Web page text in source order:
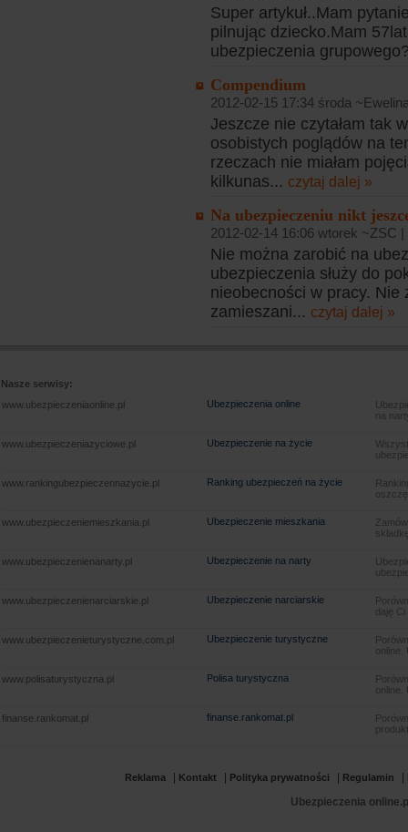
Super artykuł..Mam
pilnując dziecko.Mam
ubezpieczenia
Compendium
2012-02-15 17:34 środa
Jeszcze nie czytałam tak
osobistych poglądów na
rzeczach nie miałam
kilkunas... czytaj dalej »
Na ubezpieczeniu nikt
2012-02-14 16:06 wtorek ~ZSC |
Nie można zarobić na
ubezpieczenia służy do
nieobecności w pracy.
zamieszani... czytaj dalej »
Nasze serwisy:
www.ubezpieczeniaonline.pl
Ubezpieczenia online
na
www.ubezpieczeniazyciowe.pl Ubezpieczenie na życie
www.rankingubezpieczennazycie.pl Ranking ubezpieczeń na życie
www.ubezpieczeniemieszkania.pl Ubezpieczenie mieszkania
www.ubezpieczenienanarty.pl Ubezpieczenie na narty
www.ubezpieczenienarciarskie.pl Ubezpieczenie narciarskie
daję
www.ubezpieczenieturystyczne.com.pl Ubezpieczenie turystyczne
www.polisaturystyczna.pl Polisa turystyczna
finanse.rankomat.pl finanse.rankomat.pl
Reklama Kontakt Polityka prywatności Regulamin
Ubezpieczenia